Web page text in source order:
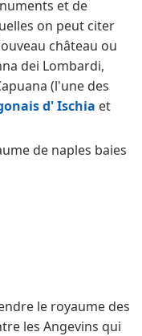
et de
on peut citer
château ou
dei Lombardi,
(l'une des
d' Ischia et
le royaume des
les Angevins qui